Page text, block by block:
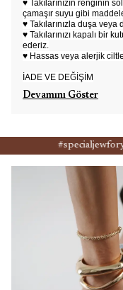
♥ Takılarınızın renginin
çamaşır suyu gibi
♥ Takılarınızla duşa
♥ Takılarınızı kapalı bir
ederiz.
♥ Hassas veya alerjik
İADE VE DEĞİŞİM
Devamını Göster
#specialjewforyou